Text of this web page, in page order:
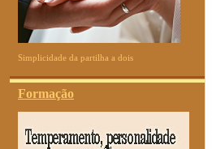
Simplicidade da partilha a dois
Formação